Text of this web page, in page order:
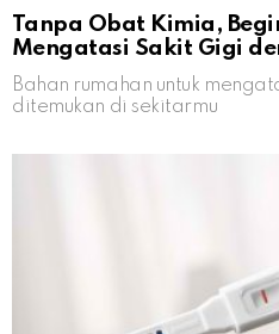
Tanpa Obat Kimia,
Mengatasi Sakit Gigi
Bahan rumahan untuk
ditemukan di sekitarmu